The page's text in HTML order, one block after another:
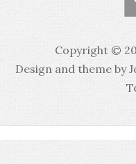
Copyright ©
Design and theme by